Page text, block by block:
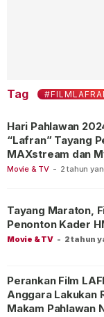
Tag
Movie & TV - 2 tahun
Hari Pahlawan
“Lafran” Tayang
MAXstream dan
Movie & TV - 2 tahun
Tayang Maraton,
Penonton Kader
Perankan Film
Anggara Lakukan
Makam Pahlawan